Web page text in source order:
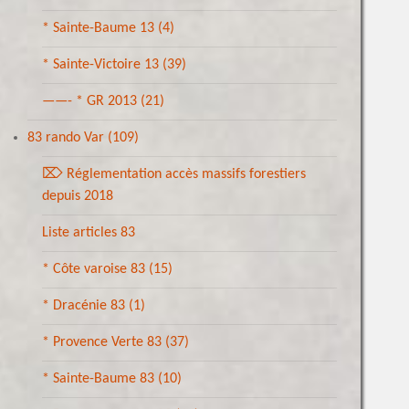
* Sainte-Baume 13 (4)
* Sainte-Victoire 13 (39)
——- * GR 2013 (21)
83 rando Var (109)
⌦ Réglementation accès massifs forestiers
depuis 2018
Liste articles 83
* Côte varoise 83 (15)
* Dracénie 83 (1)
* Provence Verte 83 (37)
* Sainte-Baume 83 (10)